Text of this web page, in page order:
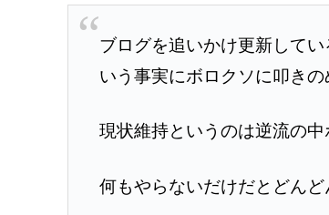
ブログを追いかけ更新して
いう事実にボロクソに叩きの
現状維持というのは逆流の
何もやらないだけだとどんど